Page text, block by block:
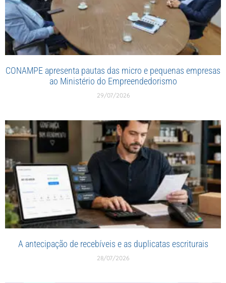
CONAMPE apresenta pautas das micro e pequenas empresas
ao Ministério do Empreendedorismo
29/07/2026
A antecipação de recebíveis e as duplicatas escriturais
28/07/2026